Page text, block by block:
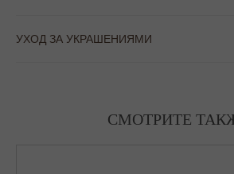
УХОД ЗА УКРАШЕНИЯМИ
СМОТРИТЕ